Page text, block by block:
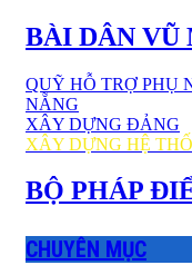
BÀI DÂN VŨ
QUỸ HỖ TRỢ PHỤ
NẴNG
XÂY DỰNG ĐẢNG
XÂY DỰNG HỆ
BỘ PHÁP
CHUYÊN MỤC